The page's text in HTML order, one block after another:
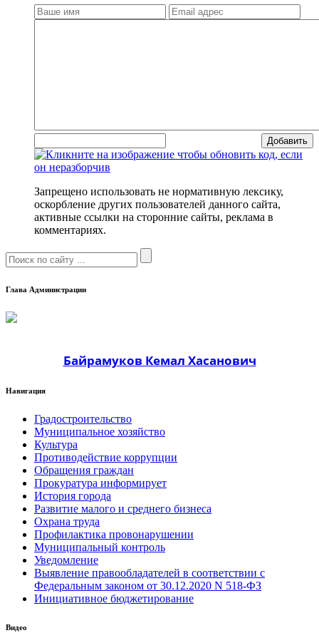
Добавить
Запрещено использовать не нормативную лексику,
оскорбление других пользователей данного сайта,
активные ссылки на сторонние сайты, реклама в
комментариях.
Глава Администрации
Байрамуков Кемал Хасанович
Навигация
Градостроительство
Муниципальное хозяйство
Культура
Противодействие коррупции
Обращения граждан
Прокуратура информирует
История города
Развитие малого и среднего бизнеса
Охрана труда
Профилактика провонарушении
Муниципальный контроль
Уведомление
Выявление правообладателей в соответствии с
Федеральным законом от 30.12.2020 N 518-ФЗ
Инициативное бюджетирование
Видео